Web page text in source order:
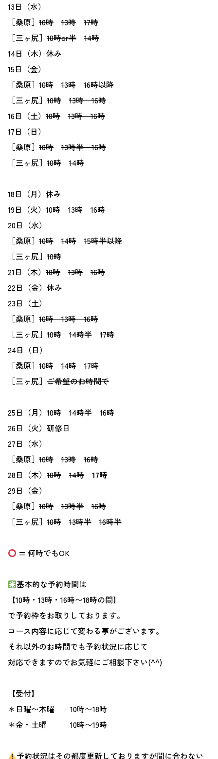
13日（水）
［桑原］ 10時 13時
17時
［三ヶ尻］ 10時or半
14時
14日（木）休み
15日（金）
［桑原］ 10時 13時
16時以降
［三ヶ尻］ 10時 13時16時
16日（土） 10時 13時16時
17日（日）
［桑原］ 10時 13時半16時
［三ヶ尻］ 10時 14時
18日（月）休み
19日（火） 10時 13時16時
20日（水）
［桑原］ 10時 14時
15時半以降
［三ヶ尻］ 10時
21日（木） 10時 13時
16時
22日（金）休み
23日（土）
［桑原］ 10時13時16時
［三ヶ尻］ 10時 14時半
17時
24日（日）
［桑原］ 10時 14時
17時
［三ヶ尻］ ご希望のお時間で
25日（月） 10時 14時半
16時
26日（火）研修日
27日（水）
［桑原］ 10時 13時
16時
28日（木） 10時 14時
17時
29日（金）
［桑原］ 10時 13時半
16時
［三ヶ尻］ 10時 13時半 16時半
= 何時でもOK
基本的な予約時間は
【10時・13時・16時〜18時の間】
で予約枠をお取りしております。
コース内容に応じて変わる事がございます。
それ以外のお時間でも予約状況に応じて
対応できますのでお気軽にご相談下さい(^^)
【受付】
＊日曜〜木曜 10時〜18時
＊金・土曜 10時〜19時
予約状況はその都度更新しておりますが間に合わない